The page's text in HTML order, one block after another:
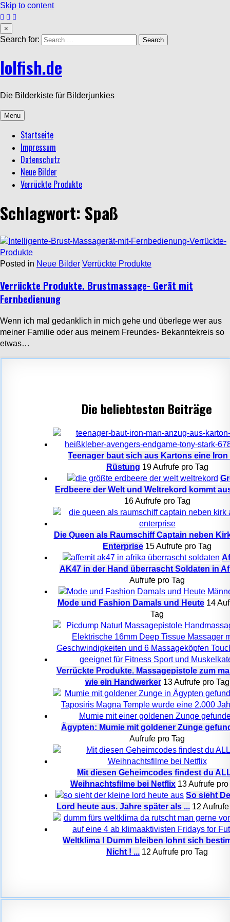
Skip to content
×
Search for:
lolfish.de
Die Bilderkiste für Bilderjunkies
Menu
Startseite
Impressum
Datenschutz
Neue Bilder
Verrückte Produkte
Schlagwort: Spaß
Posted in Neue Bilder Verrückte Produkte
Verrückte Produkte. Brustmassage- Gerät mit
Fernbedienung
Wenn ich mal gedanklich in mich gehe und überlege wer aus
meiner Familie oder aus meinem Freundes- Bekanntekreis so
etwas…
Die beliebtesten Beiträge
Teenager baut sich aus Kartons eine Iron
Rüstung 19 Aufrufe pro Tag
Erdbeere der Welt und Weltrekord kommt
16 Aufrufe pro Tag
Die Queen als Raumschiff Captain neben
Enterprise 15 Aufrufe pro Tag
AK47 in der Hand überrascht Soldaten in
Aufrufe pro Tag
Mode und Fashion Damals und Heute 14
Tag
Verrückte Produkte. Massagepistole zum
wie ein Handwerker 13 Aufrufe pro Tag
Ägypten: Mumie mit goldener Zunge
Aufrufe pro Tag
Mit diesen Geheimcodes findest du
Weihnachtsfilme bei Netflix 13 Aufrufe pro
So sieht
Lord heute aus. Jahre später als ... 12
Weltklima ! Dumm bleiben lohnt sich
Nicht ! ... 12 Aufrufe pro Tag